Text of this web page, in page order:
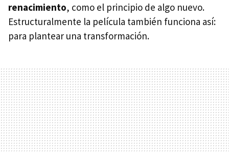
renacimiento, como el principio de algo nuevo.
Estructuralmente la película también funciona así:
para plantear una transformación.